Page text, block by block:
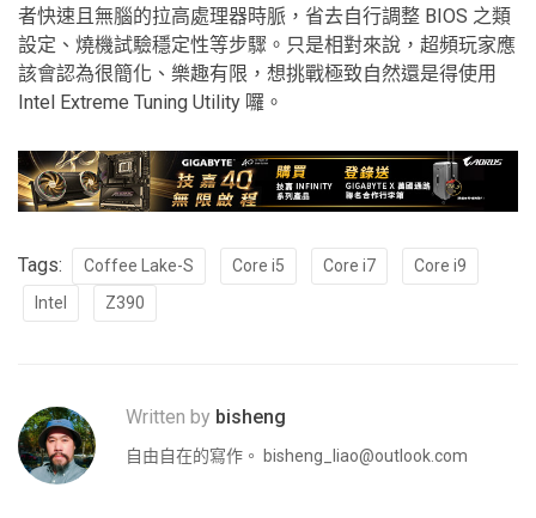
者快速且無腦的拉高處理器時脈，省去自行調整 BIOS 之類
設定、燒機試驗穩定性等步驟。只是相對來說，超頻玩家應
該會認為很簡化、樂趣有限，想挑戰極致自然還是得使用
Intel Extreme Tuning Utility 囉。
Tags: Coffee Lake-S Core i5 Core i7
Core i9
Intel
Z390
Written by bisheng
自由自在的寫作。 bisheng_liao@outlook.com